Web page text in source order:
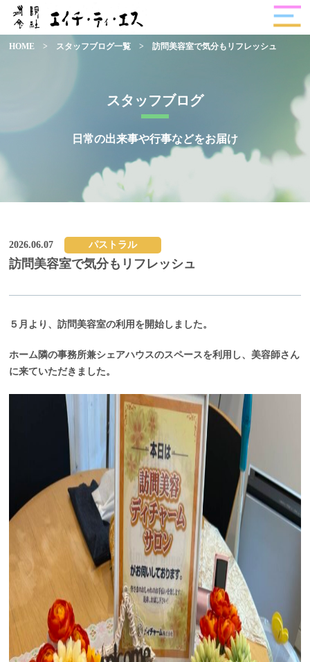
スタッフブログ
日常の出来事や行事などをお届け
HOME > スタッフブログ一覧 > 訪問美容室で気分もリフレッシュ
2026.06.07 パストラル
訪問美容室で気分もリフレッシュ
５月より、訪問美容室の利用を開始しました。
ホーム隣の事務所兼シェアハウスのスペースを利用し、美容師さん
に来ていただきました。